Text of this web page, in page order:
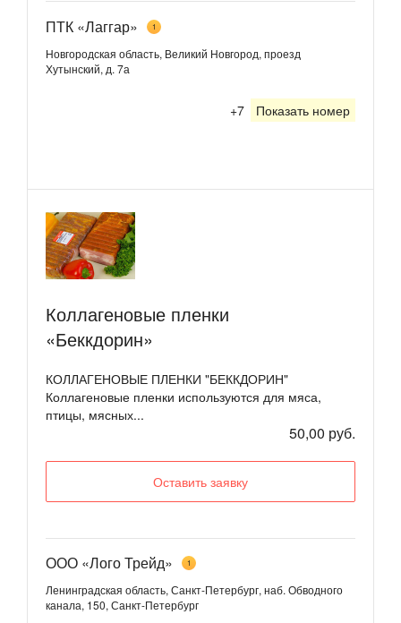
ПТК «Лаггар» 1
Новгородская область, Великий Новгород, проезд
Хутынский, д. 7а
+7 Показать номер
Коллагеновые пленки
«Беккдорин»
КОЛЛАГЕНОВЫЕ ПЛЕНКИ "БЕККДОРИН"
Коллагеновые пленки используются для мяса,
птицы, мясных...
50,00 руб.
Оставить заявку
ООО «Лого Трейд» 1
Ленинградская область, Санкт-Петербург, наб. Обводного
канала, 150, Санкт-Петербург